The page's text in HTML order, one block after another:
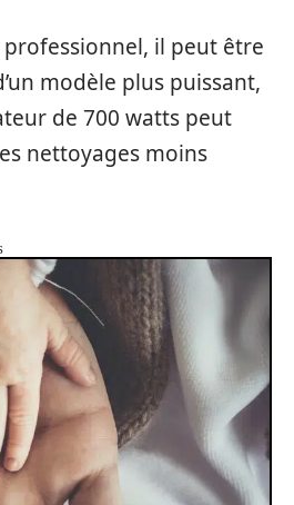
il peut être
modèle plus puissant,
de 700 watts peut
nettoyages moins